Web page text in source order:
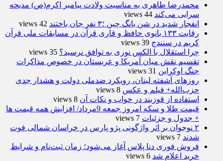
محمدرضا طاهری به مناسبت ولادت پیامبر اکرم(ص) مدیحه
سرایی می‌کند 44 views
انفجار شدید در شن یانگ چین ؛۳ نفر جان باختند
42 views
رقابت ۱۳۳ بانوی حافظ و قاری قرآن در مسابقات ملی قرآن
کریم در سنندج 39 views
چرا استقلال با الکس نوری به توافق نرسید؟ 35 views
تقسیم نقش میان آمریکا و عربستان در خصوص مذاکرات
جنگ اوکراین 31 views
روزهای آشفته لبنان، رویکرد ضدملی دولت و هشدار جدی
حزب‌الله+ فیلم و عکس 8 views
استفاده از قوزبند در خواب و نکات آن 8 views
قیمت طلا و سکه امروز جمعه 9مرداد/ افزایش همه قیمت ها
+ جدول و جزئیات 7 views
۲ نوجوان بر اثر واژگونی پژو پارس در خراسان شمالی فوت
شدند 7 views
فروش فوری دنا پلاس آغاز می‌شود؛ زمان ثبت‌نام و شرایط
خرید اعلام شد 6 views